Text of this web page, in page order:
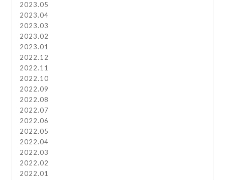
2023.05
2023.04
2023.03
2023.02
2023.01
2022.12
2022.11
2022.10
2022.09
2022.08
2022.07
2022.06
2022.05
2022.04
2022.03
2022.02
2022.01